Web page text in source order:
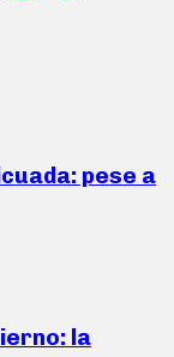
pese a
la